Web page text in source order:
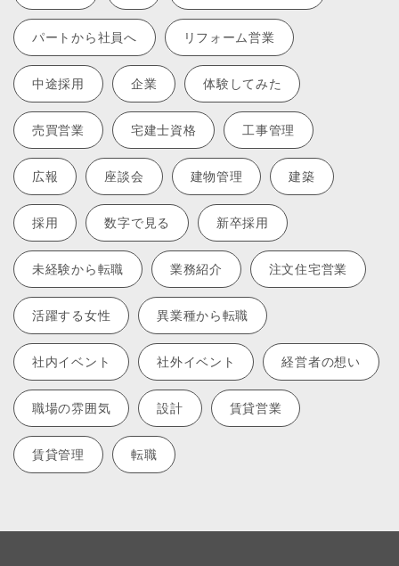
パートから社員へ リフォーム営業
中途採用 企業 体験してみた
売買営業 宅建士資格 工事管理
広報 座談会 建物管理 建築
採用 数字で見る 新卒採用
未経験から転職 業務紹介 注文住宅営業
活躍する女性 異業種から転職
社内イベント 社外イベント 経営者の想い
職場の雰囲気 設計 賃貸営業
賃貸管理 転職